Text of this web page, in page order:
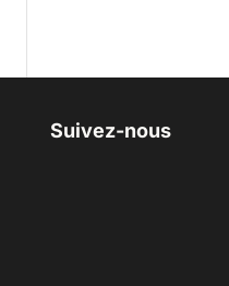
Suivez-nous